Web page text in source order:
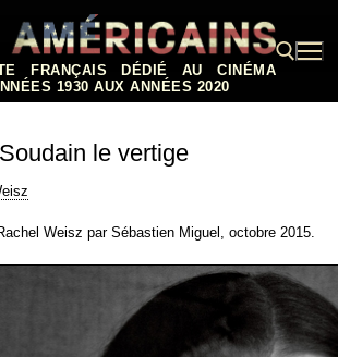
FRANÇAIS DÉDIÉ AU CINÉMA
1930 AUX ANNÉES 2020
Soudain le vertige
Weisz par Sébastien Miguel, octobre 2015.